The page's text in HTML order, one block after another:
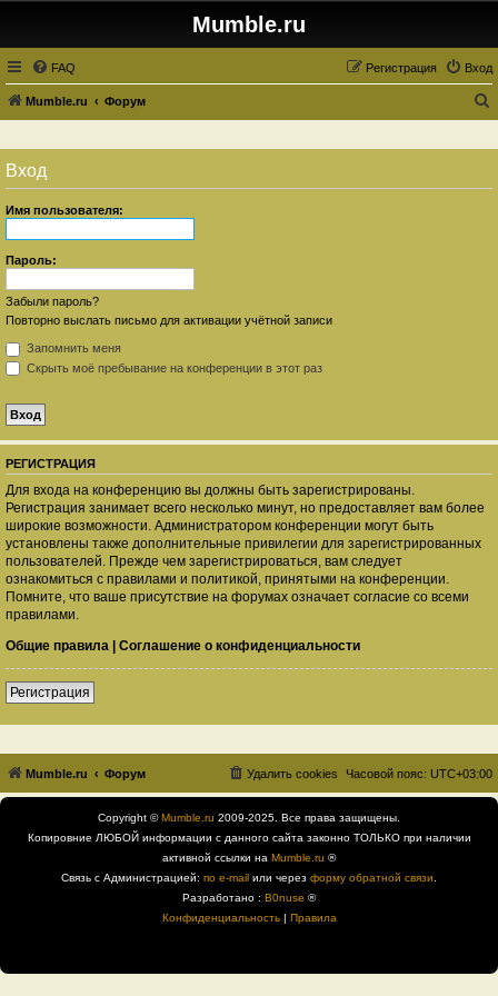
Mumble.ru
FAQ Вход
Регистрация
Mumble.ru Форум
и
Вход
Имя пользователя:
Пароль:
Забыли пароль?
Повторно выслать письмо для активации учётной записи
Запомнить меня
Скрыть моё пребывание на конференции в этот раз
РЕГИСТРАЦИЯ
Для входа на конференцию вы должны быть зарегистрированы.
Регистрация занимает всего несколько минут, но предоставляет вам более
широкие возможности. Администратором конференции могут быть
установлены также дополнительные привилегии для зарегистрированных
пользователей. Прежде чем зарегистрироваться, вам следует
ознакомиться с правилами и политикой, принятыми на конференции.
Помните, что ваше присутствие на форумах означает согласие со всеми
правилами.
Общие правила | Соглашение о конфиденциальности
Регистрация
Mumble.ru Форум Часовой пояс: UTC+03:00
Удалить cookies
Copyright ©Mumble.ru 2009-2025. Все права защищены.
Копировние ЛЮБОЙ информации с данного сайта законно ТОЛЬКО при наличии
активной ссылки на Mumble.ru ®
Связь с Администрацией: по e-mail или через форму обратной связи
Разработано : B0nuse ®
Конфиденциальность| Правила